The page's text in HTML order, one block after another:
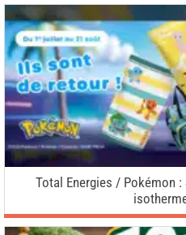
Total Energies / Pokémon